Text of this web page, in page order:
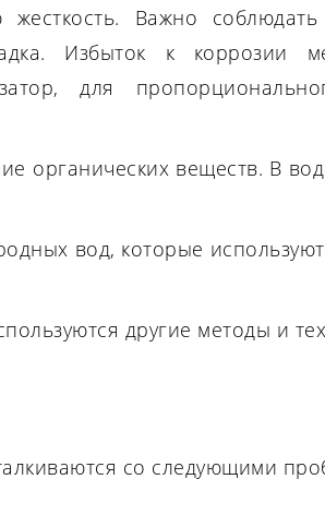
жесткость. Важно
Избыток к коррозии
для
органических веществ. В
вод, которые
другие методы и
со следующими